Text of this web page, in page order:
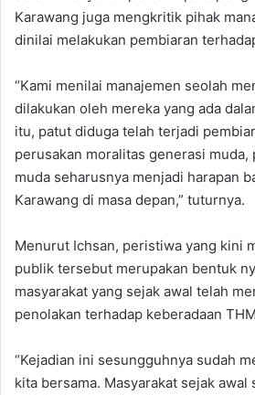
Karawang juga mengkritik pihak
dinilai melakukan pembiaran
“Kami menilai manajemen seolah
dilakukan oleh mereka yang ada
itu, patut diduga telah terjadi
perusakan moralitas generasi muda,
muda seharusnya menjadi harapan
Karawang di masa depan,” tuturnya.
‎‎Menurut Ichsan, peristiwa yang kini
publik tersebut merupakan bentuk
masyarakat yang sejak awal telah
penolakan terhadap keberadaan
‎“Kejadian ini sesungguhnya sudah
kita bersama. Masyarakat sejak awal